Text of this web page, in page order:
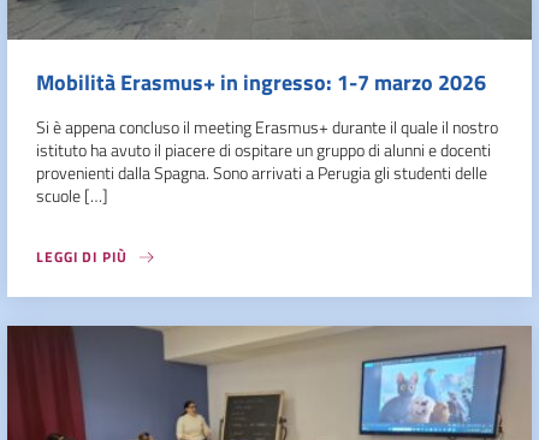
Mobilità Erasmus+ in ingresso: 1-7 marzo 2026
Si è appena concluso il meeting Erasmus+ durante il quale il nostro
istituto ha avuto il piacere di ospitare un gruppo di alunni e docenti
provenienti dalla Spagna. Sono arrivati a Perugia gli studenti delle
scuole […]
LEGGI DI PIÙ